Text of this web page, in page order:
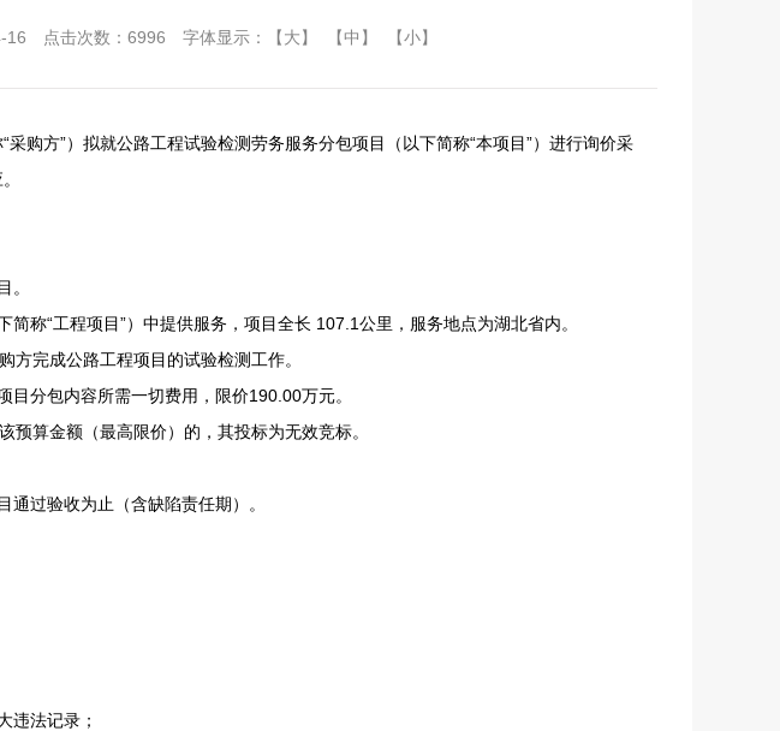
16 点击次数： 6996 字体显示： 【大】 【中】 【小】
购方”）拟就公路工程试验检测劳务服务分包项目（以下简称“本项目”）进行询价采
。
称“工程项目”）中提供服务，项目全长 107.1公里，服务地点为湖北省内。
方完成公路工程项目的试验检测工作。
分包内容所需一切费用，限价190.00万元。
算金额（最高限价）的，其投标为无效竞标。
过验收为止（含缺陷责任期）。
违法记录；